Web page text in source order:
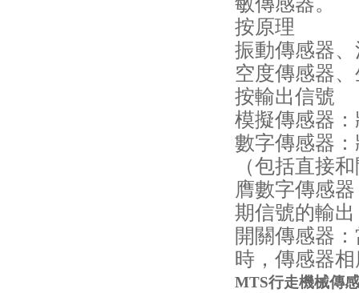
按原理
振動傳感器
空度傳感器
按輸出信號
模擬傳感器
數字傳感器
（包括直接
膺數字傳感
期信號的輸
開關傳感器
時，傳感器
MTS行走機械傳